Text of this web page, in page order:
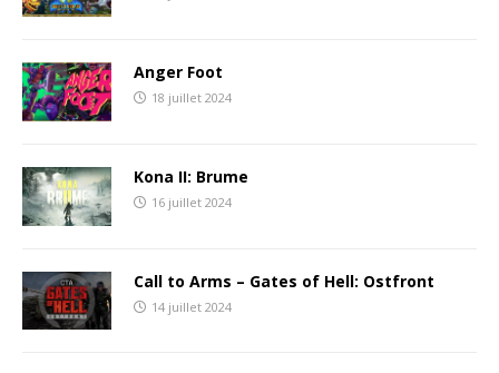
Anger Foot
18 juillet 2024
Kona II: Brume
16 juillet 2024
Call to Arms – Gates of Hell: Ostfront
14 juillet 2024